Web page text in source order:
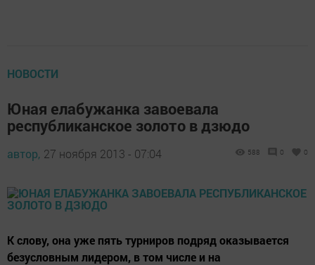
НОВОСТИ
Юная елабужанка завоевала
республиканское золото в дзюдо
автор, 27 ноября 2013 - 07:04 588 0 0
К слову, она уже пять турниров подряд оказывается
безусловным лидером, в том числе и на